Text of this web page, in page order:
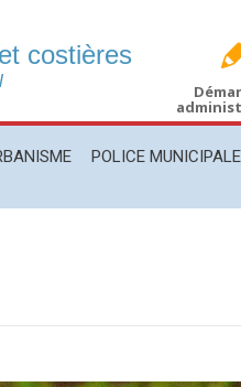
costières
POLICE MUNICIPALE
POLICE MUNICIPALE